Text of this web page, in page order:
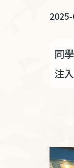
同
注